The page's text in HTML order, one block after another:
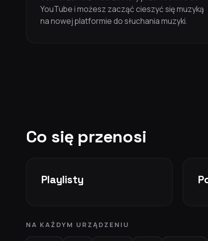
YouTube i możesz zacząć cieszyć się muzyką
na nowej platformie do słuchania muzyki.
Co się przenosi
Playlisty
NA KAŻDYM URZĄDZENIU